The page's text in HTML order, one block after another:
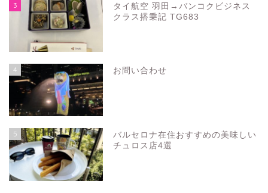
3
タイ航空 羽田→バンコクビジネス
クラス搭乗記 TG683
4 お問い合わせ
5
バルセロナ在住おすすめの美味しい
チュロス店4選